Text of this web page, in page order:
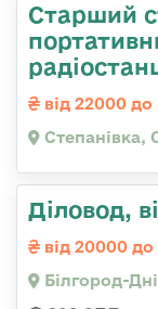
Старший
від 22000
Степанівка,
Діловод,
від 20000
Білгород-